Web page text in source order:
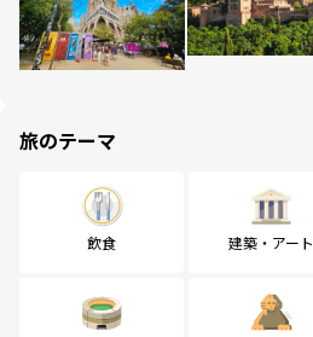
旅のテーマ
飲食 建築・アート